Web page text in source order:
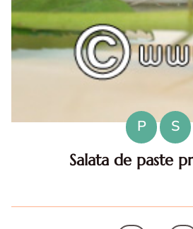
P
S
Salata de paste
primavera cu maioneza.